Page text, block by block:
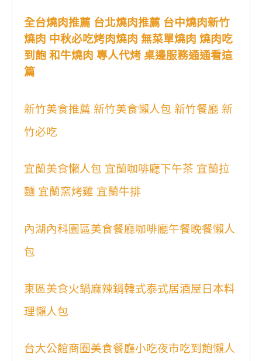
全台燒肉推薦 台北燒肉推薦 台中燒肉新竹
燒肉 中秋必吃烤肉燒肉 無菜單燒肉 燒肉吃
到飽 和牛燒肉 專人代烤 桌邊服務通通看這
篇
新竹美食推薦 新竹美食懶人包 新竹餐廳 新
竹必吃
宜蘭美食懶人包 宜蘭咖啡廳下午茶 宜蘭拉
麵 宜蘭窯烤雞 宜蘭牛排
內湖內科園區美食餐廳咖啡廳午餐晚餐懶人
包
東區美食火鍋麻辣鍋韓式泰式居酒屋日本料
理懶人包
台大公館商圈美食餐廳小吃夜市吃到飽懶人